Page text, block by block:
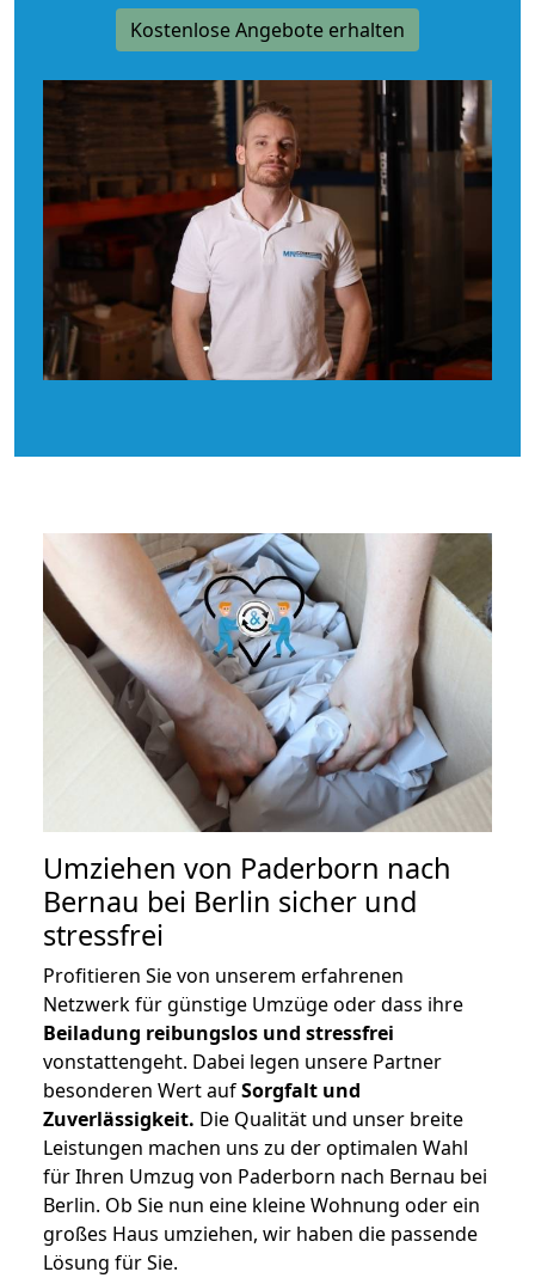
Kostenlose Angebote erhalten
Umziehen von Paderborn nach
Bernau bei Berlin sicher und
stressfrei
Profitieren Sie von unserem erfahrenen
Netzwerk für günstige Umzüge oder dass ihre
Beiladung reibungslos und stressfrei
vonstattengeht. Dabei legen unsere Partner
besonderen Wert aufSorgfalt und
Zuverlässigkeit. Die Qualität und unser breite
Leistungen machen uns zu der optimalen Wahl
für Ihren Umzug von Paderborn nach Bernau bei
Berlin. Ob Sie nun eine kleine Wohnung oder ein
großes Haus umziehen, wir haben die passende
Lösung für Sie.